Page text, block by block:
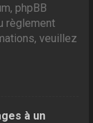
phpBB
règlement
veuillez
à un